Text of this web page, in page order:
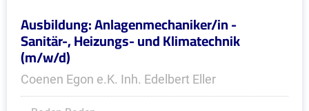
Ausbildung: Anlagenmechaniker/in -
Sanitär-, Heizungs- und Klimatechnik
(m/w/d)
Coenen Egon e.K. Inh. Edelbert Eller